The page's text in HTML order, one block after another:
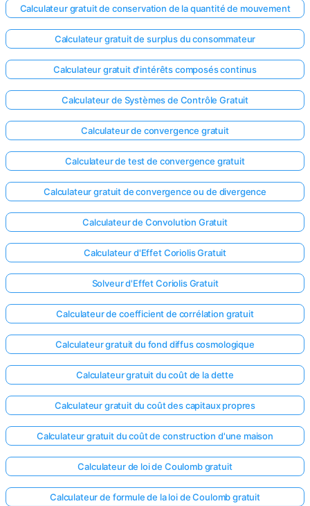
Calculateur gratuit de conservation de la quantité de mouvement
Calculateur gratuit de surplus du consommateur
Calculateur gratuit d'intérêts composés continus
Calculateur de Systèmes de Contrôle Gratuit
Calculateur de convergence gratuit
Calculateur de test de convergence gratuit
Calculateur gratuit de convergence ou de divergence
Calculateur de Convolution Gratuit
Calculateur d'Effet Coriolis Gratuit
Solveur d'Effet Coriolis Gratuit
Calculateur de coefficient de corrélation gratuit
Calculateur gratuit du fond diffus cosmologique
Calculateur gratuit du coût de la dette
Calculateur gratuit du coût des capitaux propres
Calculateur gratuit du coût de construction d'une maison
Calculateur de loi de Coulomb gratuit
Calculateur de formule de la loi de Coulomb gratuit